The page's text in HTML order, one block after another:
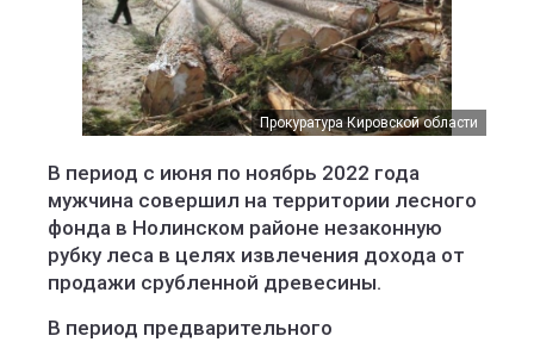
Прокуратура Кировской области
В период с июня по ноябрь 2022 года
мужчина совершил на территории лесного
фонда в Нолинском районе незаконную
рубку леса в целях извлечения дохода от
продажи срубленной древесины.
В период предварительного